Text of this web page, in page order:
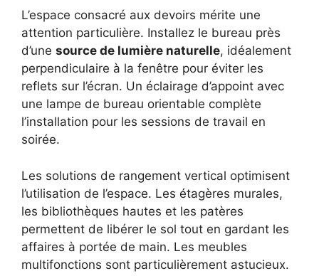
L’espace consacré aux devoirs mérite une
attention particulière. Installez le bureau près
d’une source de lumière naturelle, idéalement
perpendiculaire à la fenêtre pour éviter les
reflets sur l’écran. Un éclairage d’appoint avec
une lampe de bureau orientable complète
l’installation pour les sessions de travail en
soirée.
Les solutions de rangement vertical optimisent
l’utilisation de l’espace. Les étagères murales,
les bibliothèques hautes et les patères
permettent de libérer le sol tout en gardant les
affaires à portée de main. Les meubles
multifonctions sont particulièrement astucieux.